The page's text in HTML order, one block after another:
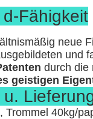
Fähigkeit
neue
und
durch die
geistigen
Trommel 40kg/